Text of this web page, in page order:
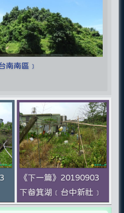
南南區﹞
《下一篇》20190903
下畚箕湖﹝台中新社﹞